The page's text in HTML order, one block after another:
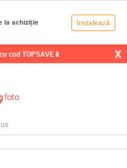
cod TOPSAVE📱 X